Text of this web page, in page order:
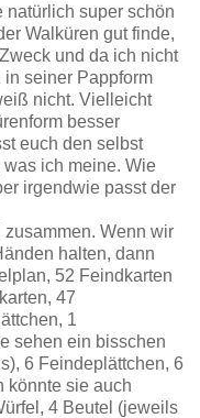
natürlich super schön
Walküren gut finde,
und da ich nicht
seiner Pappform
nicht. Vielleicht
besser
euch den selbst
ich meine. Wie
irgendwie passt der
Wenn wir
halten, dann
52 Feindkarten
47
1
sehen ein bisschen
6 Feindeplättchen, 6
könnte sie auch
4 Beutel (jeweils